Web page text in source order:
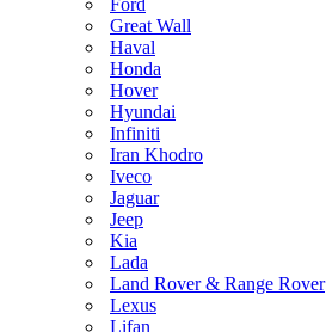
Ford
Great Wall
Haval
Honda
Hover
Hyundai
Infiniti
Iran Khodro
Iveco
Jaguar
Jeep
Kia
Lada
Land Rover & Range Rover
Lexus
Lifan